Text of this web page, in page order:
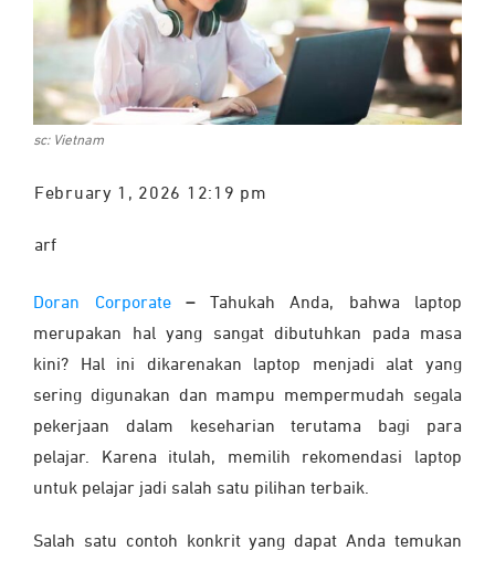
sc: Vietnam
February 1, 2026 12:19 pm
arf
Doran Corporate –Tahukah Anda, bahwa laptop
merupakan hal yang sangat dibutuhkan pada masa
kini? Hal ini dikarenakan laptop menjadi alat yang
sering digunakan dan mampu mempermudah segala
pekerjaan dalam keseharian terutama bagi para
pelajar. Karena itulah, memilih rekomendasi laptop
untuk pelajar jadi salah satu pilihan terbaik.
Salah satu contoh konkrit yang dapat Anda temukan